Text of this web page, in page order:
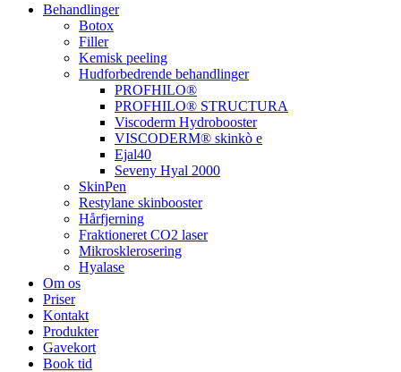
Behandlinger
Botox
Filler
Kemisk peeling
Hudforbedrende behandlinger
PROFHILO®
PROFHILO® STRUCTURA
Viscoderm Hydrobooster
VISCODERM® skinkò e
Ejal40
Seveny Hyal 2000
SkinPen
Restylane skinbooster
Hårfjerning
Fraktioneret CO2 laser
Mikrosklerosering
Hyalase
Om os
Priser
Kontakt
Produkter
Gavekort
Book tid